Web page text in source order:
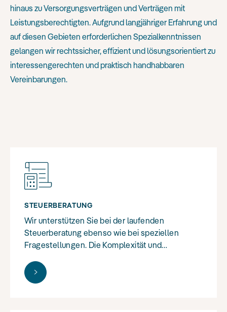
hinaus zu Versorgungsverträgen und Verträgen mit
Leistungsberechtigten. Aufgrund langjähriger Erfahrung und
auf diesen Gebieten erforderlichen Spezialkenntnissen
gelangen wir rechtssicher, effizient und lösungsorientiert zu
interessengerechten und praktisch handhabbaren
Vereinbarungen.
STEUERBERATUNG
Wir unterstützen Sie bei der laufenden
Steuerberatung ebenso wie bei speziellen
Fragestellungen. Die Komplexität und
Deutschland enorm. Durch ständige
Änderungen werden sie zusätzlich erhöht.